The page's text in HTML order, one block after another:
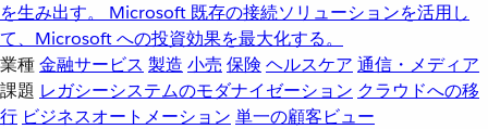
を生み出す。
Microsoft 既存の接続ソリューションを活用し
て、Microsoft への投資効果を最大化する。
業種金融サービス 製造 小売 保険 ヘルスケア 通信・メディア
課題 レガシーシステムのモダナイゼーション クラウドへの移
行 ビジネスオートメーション 単一の顧客ビュー